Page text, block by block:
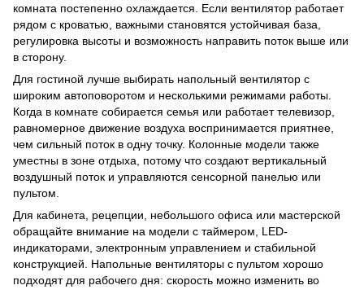
комната постепенно охлаждается. Если вентилятор работает
рядом с кроватью, важными становятся устойчивая база,
регулировка высоты и возможность направить поток выше или
в сторону.
Для гостиной лучше выбирать напольный вентилятор с
широким автоповоротом и несколькими режимами работы.
Когда в комнате собирается семья или работает телевизор,
равномерное движение воздуха воспринимается приятнее,
чем сильный поток в одну точку. Колонные модели также
уместны в зоне отдыха, потому что создают вертикальный
воздушный поток и управляются сенсорной панелью или
пультом.
Для кабинета, рецепции, небольшого офиса или мастерской
обращайте внимание на модели с таймером, LED-
индикаторами, электронным управлением и стабильной
конструкцией. Напольные вентиляторы с пультом хорошо
подходят для рабочего дня: скорость можно изменить во